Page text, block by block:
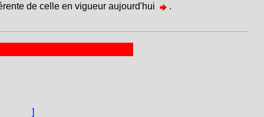
de celle en vigueur aujourd'hui
.
]